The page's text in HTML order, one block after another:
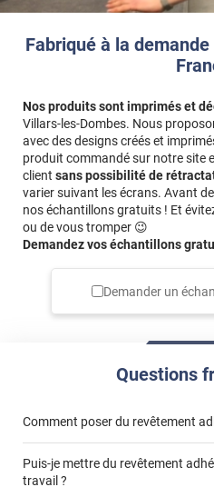
Fabriqué à la
Nos produits sont imprimés et
Villars-les-Dombes. Nous
avec des designs créés et
produit commandé sur notre site
client sans possibilité de
varier suivant les écrans. Avant
nos échantillons gratuits ! Et
ou de vous tromper 😉
Demandez vos échantillons
Demander un
Questions
Comment poser du revêtement
« Comment poser un
Puis-je mettre du revêtement
travail ?